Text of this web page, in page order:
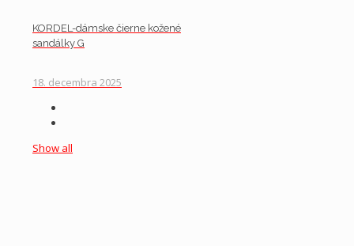
KORDEL-dámske čierne kožené
sandálky G
18. decembra 2025
Show all